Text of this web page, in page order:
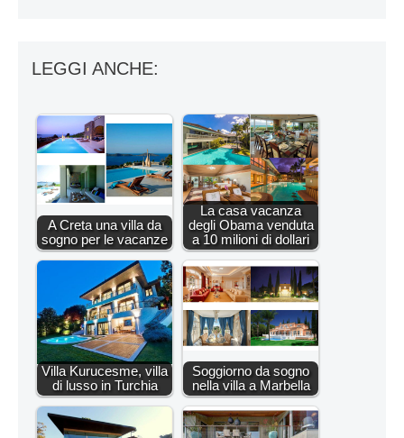
LEGGI ANCHE:
A Creta una villa da
sogno per le vacanze
La casa vacanza
degli Obama venduta
a 10 milioni di dollari
Villa Kurucesme, villa
di lusso in Turchia
Soggiorno da sogno
nella villa a Marbella